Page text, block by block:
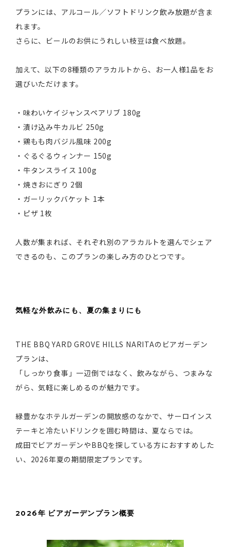
プランには、アルコール／ソフトドリンク飲み放題が含ま
れます。
さらに、ビールのお供にうれしい枝豆は食べ放題。
加えて、以下の8種類のアラカルトから、お一人様1品をお
選びいただけます。
・味わいケイジャンスペアリブ 180g
・漬け込み牛カルビ 250g
・鶏もも肉バジル風味 200g
・ぐるぐるウィンナー 150g
・牛タンスライス 100g
・焼きおにぎり 2個
・ガーリックバケット 1本
・ピザ 1枚
人数が集まれば、それぞれ別のアラカルトを選んでシェア
できるのも、このプランの楽しみ方のひとつです。
気軽な外飲みにも、夏の集まりにも
THE BBQ YARD GROVE HILLS NARITAのビアガーデン
プランは、
「しっかり食事」一辺倒ではなく、飲みながら、つまみな
がら、気軽に楽しめるのが魅力です。
緑豊かなホテルガーデンの開放感のなかで、サーロインス
テーキと冷たいドリンクを囲む時間は、夏ならでは。
成田でビアガーデンやBBQを探している方におすすめした
い、2026年夏の期間限定プランです。
2026年 ビアガーデンプラン概要